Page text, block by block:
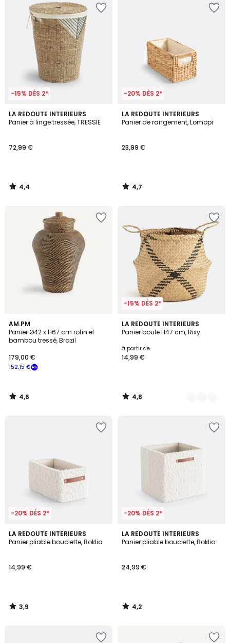
-15% DÈS 2*
LA REDOUTE INTERIEURS
Panier à linge tressée, TRESSIE
72,99 €
4,4
/ 5
4,4
/
-20% DÈS 2*
LA REDOUTE INTERIEURS
Panier de rangement, Lomopi
23,99 €
4,7
/ 5
4,7
/
AM.PM
Panier Ø42 x H67 cm rotin et
bambou tressé, Brazil
152,15 €
179,00 €
4,6
/ 5
4,6
/
-15% DÈS 2*
LA REDOUTE INTERIEURS
Panier boule H47 cm, Rixy
à partir de
14,99 €
4,8
/ 5
2
Couleurs
4,8
/
-20% DÈS 2*
LA REDOUTE INTERIEURS
Panier pliable bouclette, Boklio
14,99 €
3,9
/ 5
3,9
/
-20% DÈS 2*
LA REDOUTE INTERIEURS
Panier pliable bouclette, Boklio
24,99 €
4,2
/ 5
4,2
/